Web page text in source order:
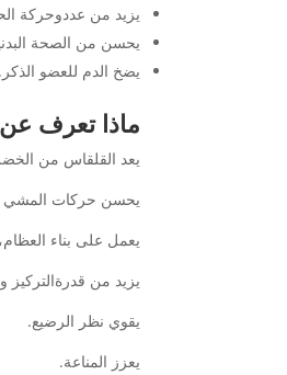
يزيد من عددوحركة
يحسن من الصحة
يضخ الدم للعضو الذكر.
ماذا تعرف
يعد القلقاس من
يحسن حركات المشي
يعمل على بناء
يزيد من قدرةالتركيز
يقوي نظر الرضيع.
يعزز المناعة.